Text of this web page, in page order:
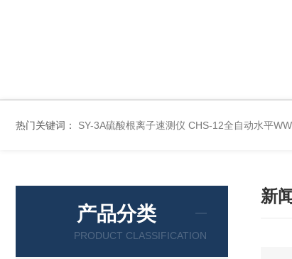
热门关键词： SY-3A硫酸根离子速测仪 CHS-12全自动水平
产品分类
PRODUCT CLASSIFICATION
新